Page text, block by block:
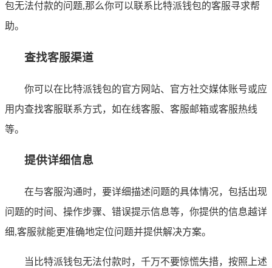
包无法付款的问题,那么你可以联系比特派钱包的客服寻求帮
助。
查找客服渠道
你可以在比特派钱包的官方网站、官方社交媒体账号或应
用内查找客服联系方式，如在线客服、客服邮箱或客服热线
等。
提供详细信息
在与客服沟通时，要详细描述问题的具体情况，包括出现
问题的时间、操作步骤、错误提示信息等，你提供的信息越详
细,客服就能更准确地定位问题并提供解决方案。
当比特派钱包无法付款时，千万不要惊慌失措，按照上述